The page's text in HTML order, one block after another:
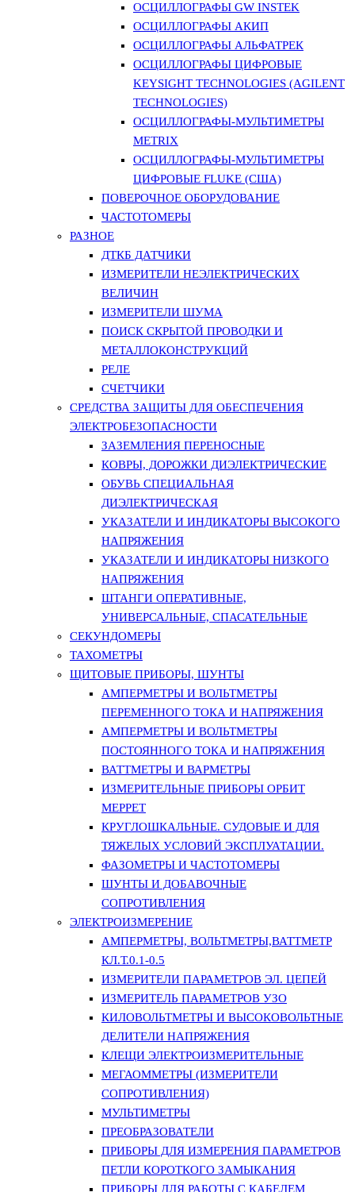
ОСЦИЛЛОГРАФЫ GW INSTEK
ОСЦИЛЛОГРАФЫ АКИП
ОСЦИЛЛОГРАФЫ АЛЬФАТРЕК
ОСЦИЛЛОГРАФЫ ЦИФРОВЫЕ
KEYSIGHT TECHNOLOGIES (AGILENT
TECHNOLOGIES)
ОСЦИЛЛОГРАФЫ-МУЛЬТИМЕТРЫ
METRIX
ОСЦИЛЛОГРАФЫ-МУЛЬТИМЕТРЫ
ЦИФРОВЫЕ FLUKE (США)
ПОВЕРОЧНОЕ ОБОРУДОВАНИЕ
ЧАСТОТОМЕРЫ
РАЗНОЕ
ДТКБ ДАТЧИКИ
ИЗМЕРИТЕЛИ НЕЭЛЕКТРИЧЕСКИХ
ВЕЛИЧИН
ИЗМЕРИТЕЛИ ШУМА
ПОИСК СКРЫТОЙ ПРОВОДКИ И
МЕТАЛЛОКОНСТРУКЦИЙ
РЕЛЕ
СЧЕТЧИКИ
СРЕДСТВА ЗАЩИТЫ ДЛЯ ОБЕСПЕЧЕНИЯ
ЭЛЕКТРОБЕЗОПАСНОСТИ
ЗАЗЕМЛЕНИЯ ПЕРЕНОСНЫЕ
КОВРЫ, ДОРОЖКИ ДИЭЛЕКТРИЧЕСКИЕ
ОБУВЬ СПЕЦИАЛЬНАЯ
ДИЭЛЕКТРИЧЕСКАЯ
УКАЗАТЕЛИ И ИНДИКАТОРЫ ВЫСОКОГО
НАПРЯЖЕНИЯ
УКАЗАТЕЛИ И ИНДИКАТОРЫ НИЗКОГО
НАПРЯЖЕНИЯ
ШТАНГИ ОПЕРАТИВНЫЕ,
УНИВЕРСАЛЬНЫЕ, СПАСАТЕЛЬНЫЕ
СЕКУНДОМЕРЫ
ТАХОМЕТРЫ
ЩИТОВЫЕ ПРИБОРЫ, ШУНТЫ
АМПЕРМЕТРЫ И ВОЛЬТМЕТРЫ
ПЕРЕМЕННОГО ТОКА И НАПРЯЖЕНИЯ
АМПЕРМЕТРЫ И ВОЛЬТМЕТРЫ
ПОСТОЯННОГО ТОКА И НАПРЯЖЕНИЯ
ВАТТМЕТРЫ И ВАРМЕТРЫ
ИЗМЕРИТЕЛЬНЫЕ ПРИБОРЫ ОРБИТ
МЕРРЕТ
КРУГЛОШКАЛЬНЫЕ. СУДОВЫЕ И ДЛЯ
ТЯЖЕЛЫХ УСЛОВИЙ ЭКСПЛУАТАЦИИ.
ФАЗОМЕТРЫ И ЧАСТОТОМЕРЫ
ШУНТЫ И ДОБАВОЧНЫЕ
СОПРОТИВЛЕНИЯ
ЭЛЕКТРОИЗМЕРЕНИЕ
АМПЕРМЕТРЫ, ВОЛЬТМЕТРЫ,ВАТТМЕТР
КЛ.Т.0.1-0.5
ИЗМЕРИТЕЛИ ПАРАМЕТРОВ ЭЛ. ЦЕПЕЙ
ИЗМЕРИТЕЛЬ ПАРАМЕТРОВ УЗО
КИЛОВОЛЬТМЕТРЫ И ВЫСОКОВОЛЬТНЫЕ
ДЕЛИТЕЛИ НАПРЯЖЕНИЯ
КЛЕЩИ ЭЛЕКТРОИЗМЕРИТЕЛЬНЫЕ
МЕГАОММЕТРЫ (ИЗМЕРИТЕЛИ
СОПРОТИВЛЕНИЯ)
МУЛЬТИМЕТРЫ
ПРЕОБРАЗОВАТЕЛИ
ПРИБОРЫ ДЛЯ ИЗМЕРЕНИЯ ПАРАМЕТРОВ
ПЕТЛИ КОРОТКОГО ЗАМЫКАНИЯ
ПРИБОРЫ ДЛЯ РАБОТЫ С КАБЕЛЕМ